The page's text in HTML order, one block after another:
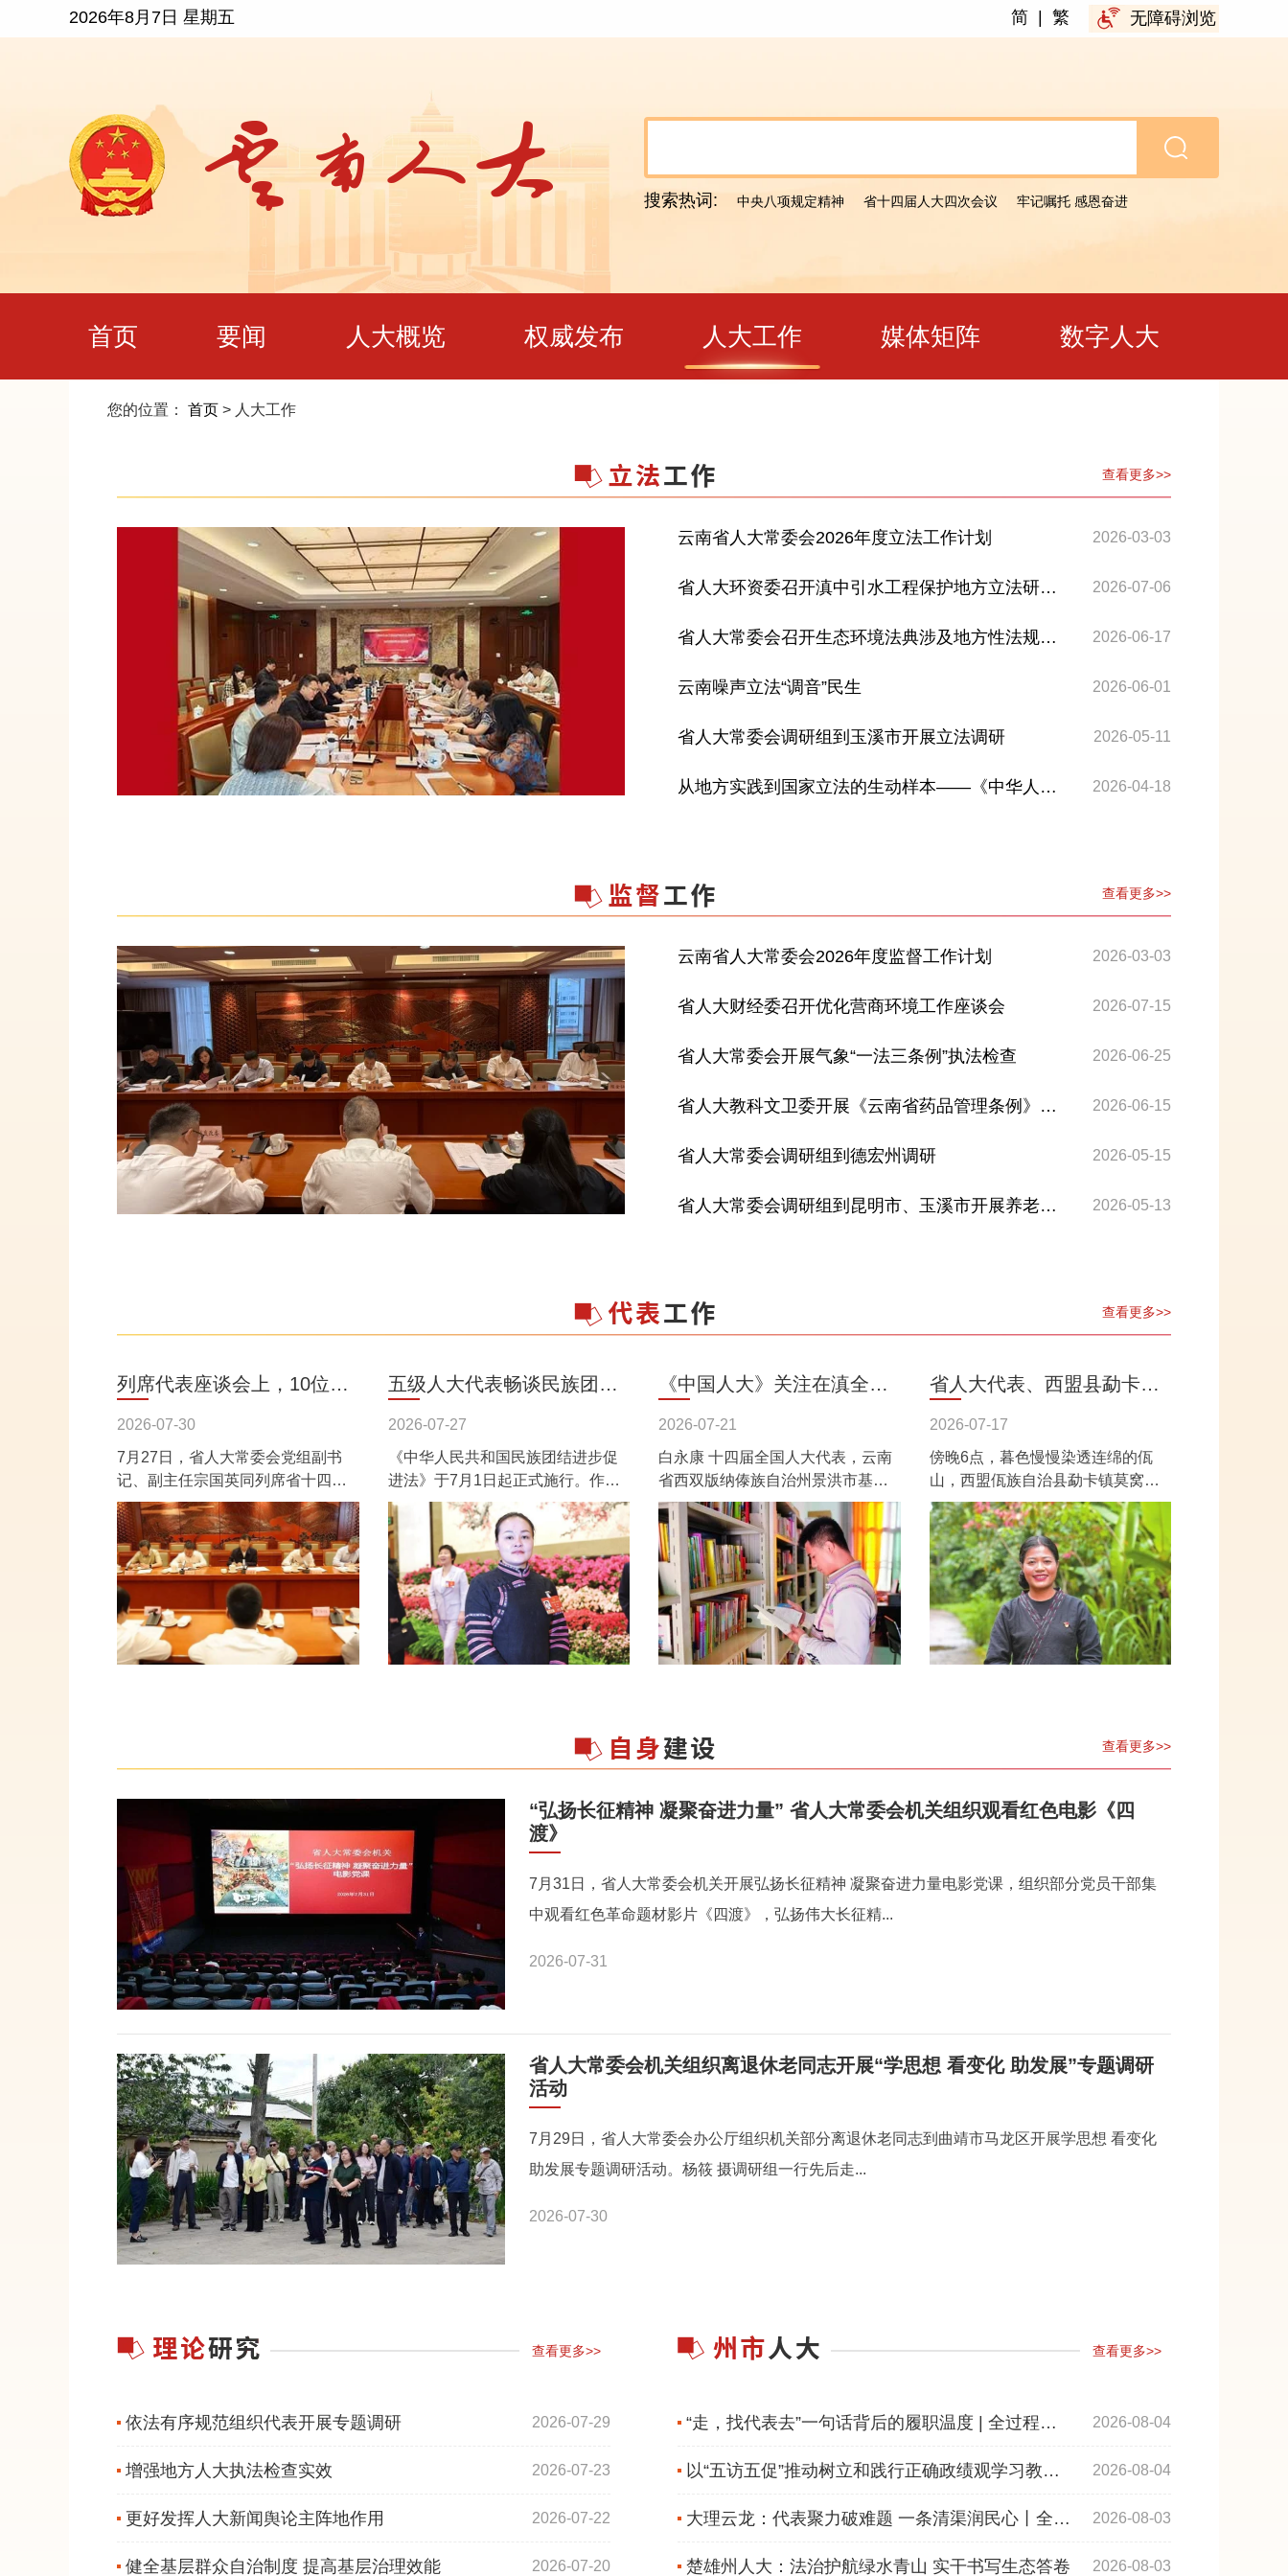
2026年8月7日 星期五 简 繁 无障碍浏览
搜索热词: 中央八项规定精神 省十四届人大四次会议 牢记嘱托 感恩奋进
首页 要闻 人大概览 权威发布 人大工作 媒体矩阵 数字人大
您的位置： 首页 > 人大工作
查看更多>>
云南省人大常委会2026年度立法工作计划 2026-03-03
省人大环资委召开滇中引水工程保护地方立法研究
提纲专家咨询会
2026-07-06
省人大常委会召开生态环境法典涉及地方性法规等
规范性文件集中清理工作推进会
2026-06-17
云南噪声立法“调音”民生 2026-06-01
省人大常委会调研组到玉溪市开展立法调研 2026-05-11
从地方实践到国家立法的生动样本——《中华人民 2026-04-18
查看更多>>
云南省人大常委会2026年度监督工作计划 2026-03-03
省人大财经委召开优化营商环境工作座谈会 2026-07-15
省人大常委会开展气象“一法三条例”执法检查 2026-06-25
省人大教科文卫委开展《云南省药品管理条例》实
施情况专题调研
2026-06-15
省人大常委会调研组到德宏州调研 2026-05-15
省人大常委会调研组到昆明市、玉溪市开展养老服 2026-05-13
查看更多>>
列席代表座谈会上，10位代
表围绕基层医疗、产业发
展、生态保护等提出建议
2026-07-30
7月27日，省人大常委会党组副书
记、副主任宗国英同列席省十四届
人大常委会第二十四次会议的在滇
全国人大代表、省人大代表座谈，
听取代表们...
五级人大代表畅谈民族团结
进步促进法——法润云岭聚
同心 共绘团结新画卷
2026-07-27
《中华人民共和国民族团结进步促
进法》于7月1日起正式施行。作为
新时代实施宪法有关规定、处理民
族事务和开展民族工作的基本法
律，对于全面...
《中国人大》关注在滇全国
人大代表白永康：青春扎根
雨林 履职不负人民
2026-07-21
白永康 十四届全国人大代表，云南
省西双版纳傣族自治州景洪市基诺
山基诺族乡司土村委会副主任乡亲
们，今年全国人代会最让我激动的
是《中华...
省人大代表、西盟县勐卡镇
莫窝村党总支书记娜布拉
——扎根石头山 走出振兴路
2026-07-17
傍晚6点，暮色慢慢染透连绵的佤
山，西盟佤族自治县勐卡镇莫窝村
莫窝六组的山道上，乡亲们挽着裤
腿，抡起锄头铲沙、搬起石块填
坑，你搭一把...
查看更多>>
“弘扬长征精神 凝聚奋进力量” 省人大常委会机关组织观看红色电影《四
渡》
7月31日，省人大常委会机关开展弘扬长征精神 凝聚奋进力量电影党课，组织部分党员干部集
中观看红色革命题材影片《四渡》，弘扬伟大长征精...
2026-07-31
省人大常委会机关组织离退休老同志开展“学思想 看变化 助发展”专题调研
活动
7月29日，省人大常委会办公厅组织机关部分离退休老同志到曲靖市马龙区开展学思想 看变化
助发展专题调研活动。杨筱 摄调研组一行先后走...
2026-07-30
查看更多>>
依法有序规范组织代表开展专题调研 2026-07-29
增强地方人大执法检查实效 2026-07-23
更好发挥人大新闻舆论主阵地作用 2026-07-22
健全基层群众自治制度 提高基层治理效能 2026-07-20
查看更多>>
“走，找代表去”一句话背后的履职温度 | 全过程人
民民主云南实践
2026-08-04
以“五访五促”推动树立和践行正确政绩观学习教育
走深走实
2026-08-04
大理云龙：代表聚力破难题 一条清渠润民心丨全过
程人民民主云南实践
2026-08-03
楚雄州人大：法治护航绿水青山 实干书写生态答卷 2026-08-03